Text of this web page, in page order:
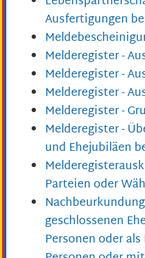
Ausfertigungen
Melderegister -
Melderegister -
Melderegister -
Melderegister -
Melderegister -
und Ehejubiläen
Parteien oder
geschlossenen
Personen oder